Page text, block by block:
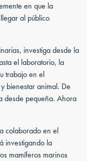
en que la
al público
investiga desde la
el laboratorio, la
trabajo en el
bienestar animal. De
desde pequeña. Ahora
colaborado en el
investigando la
mamíferos marinos